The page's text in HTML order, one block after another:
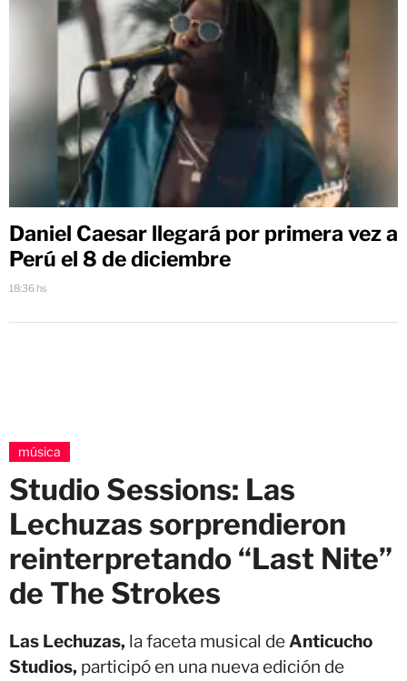
Daniel Caesar llegará por primera vez a
Perú el 8 de diciembre
18:36 hs
música
Studio Sessions: Las
Lechuzas sorprendieron
reinterpretando “Last Nite”
de The Strokes
Las Lechuzas, la faceta musical deAnticucho
Studios, participó en una nueva edición de